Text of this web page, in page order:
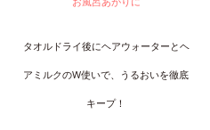
タオルドライ後にヘアウォーターとヘ
アミルクのW使いで、うるおいを徹底
キープ！